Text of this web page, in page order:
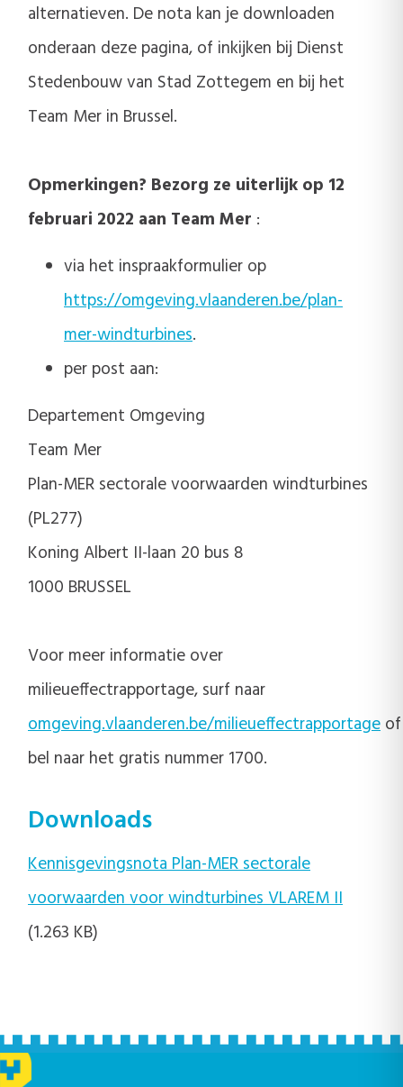
alternatieven. De nota kan je downloaden
onderaan deze pagina, of inkijken bij Dienst
Stedenbouw van Stad Zottegem en bij het
Team Mer in Brussel.
Opmerkingen? Bezorg ze uiterlijk op 12
februari 2022 aan Team Mer :
via het inspraakformulier op
https://omgeving.vlaanderen.be/plan-
mer-windturbines.
per post aan:
Departement Omgeving
Team Mer
Plan-MER sectorale voorwaarden windturbines
(PL277)
Koning Albert II-laan 20 bus 8
1000 BRUSSEL
Voor meer informatie over
milieueffectrapportage, surf naar
omgeving.vlaanderen.be/milieueffectrapportage of
bel naar het gratis nummer 1700.
Downloads
Kennisgevingsnota Plan-MER sectorale
voorwaarden voor windturbines VLAREM II
(1.263 KB)